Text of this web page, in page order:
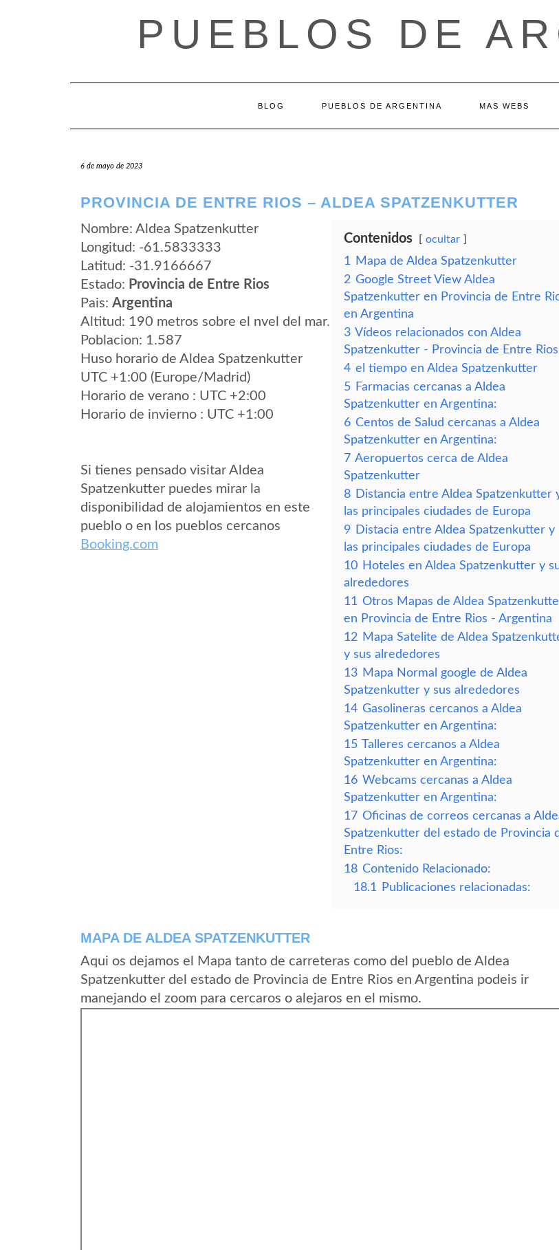
PUEBLOS DE
BLOG PUEBLOS DE ARGENTINA MAS WEBS
6 de mayo de 2023
PROVINCIA DE ENTRE RIOS – ALDEA SPATZENKUTTER
Nombre: Aldea Spatzenkutter
Longitud: -61.5833333
Latitud: -31.9166667
Estado: Provincia de Entre Rios
Pais: Argentina
Altitud: 190 metros sobre el nvel del mar.
Poblacion: 1.587
Huso horario de Aldea Spatzenkutter
UTC +1:00 (Europe/Madrid)
Horario de verano : UTC +2:00
Horario de invierno : UTC +1:00
Si tienes pensado visitar Aldea
Spatzenkutter puedes mirar la
disponibilidad de alojamientos en este
pueblo o en los pueblos cercanos
Booking.com
Contenidos ocultar
1
Mapa de Aldea Spatzenkutter
2 Google Street View Aldea
Spatzenkutter en Provincia de Entre
en Argentina
3 Vídeos relacionados con Aldea
Spatzenkutter - Provincia de Entre Rios
4 el tiempo en Aldea Spatzenkutter
5 Farmacias cercanas a Aldea
Spatzenkutter en Argentina:
6 Centos de Salud cercanas a Aldea
Spatzenkutter en Argentina:
7 Aeropuertos cerca de Aldea
Spatzenkutter
8 Distancia entre Aldea Spatzenkutter
las principales ciudades de Europa
9 Distacia entre Aldea Spatzenkutter y
las principales ciudades de Europa
10 Hoteles en Aldea Spatzenkutter y
alrededores
11 Otros Mapas de Aldea
en Provincia de Entre Rios - Argentina
12 Mapa Satelite de Aldea
y sus alrededores
13 Mapa Normal google de Aldea
Spatzenkutter y sus alrededores
14 Gasolineras cercanos a Aldea
Spatzenkutter en Argentina:
15 Talleres cercanos a Aldea
Spatzenkutter en Argentina:
16 Webcams cercanas a Aldea
Spatzenkutter en Argentina:
17 Oficinas de correos cercanas a
Spatzenkutter del estado de Provincia
Entre Rios:
18 Contenido Relacionado:
18.1
Publicaciones relacionadas:
MAPA DE ALDEA SPATZENKUTTER
Aqui os dejamos el Mapa tanto de carreteras como del pueblo de Aldea
Spatzenkutter del estado de Provincia de Entre Rios en Argentina podeis ir
manejando el zoom para cercaros o alejaros en el mismo.